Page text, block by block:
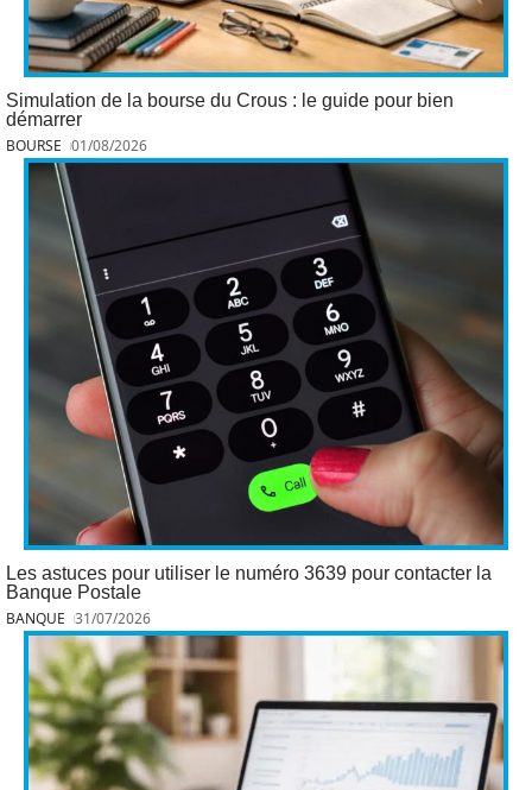
Simulation de la bourse du Crous : le guide pour bien
démarrer
BOURSE 01/08/2026
Les astuces pour utiliser le numéro 3639 pour contacter la
Banque Postale
BANQUE 31/07/2026